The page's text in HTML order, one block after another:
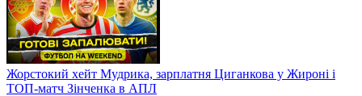
Жорстокий хейт Мудрика, зарплатня Циганкова у Жироні і
ТОП-матч Зінченка в АПЛ